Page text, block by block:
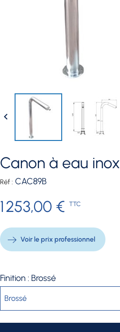

canon à eau inox
Réf : CAC89B
1 253,00 € TTC
Voir le prix professionnel
Finition : Brossé